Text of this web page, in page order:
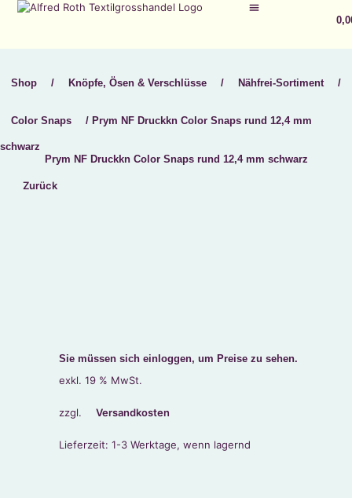
Shop / Knöpfe, Ösen & Verschlüsse / Nähfrei-Sortiment /
Color Snaps / Prym NF Druckkn Color Snaps rund 12,4 mm
schwarz
Prym NF Druckkn Color Snaps rund 12,4 mm schwarz
Zurück
Sie müssen sich einloggen, um Preise zu sehen.
exkl. 19 % MwSt.
zzgl. Versandkosten
Lieferzeit: 1-3 Werktage, wenn lagernd